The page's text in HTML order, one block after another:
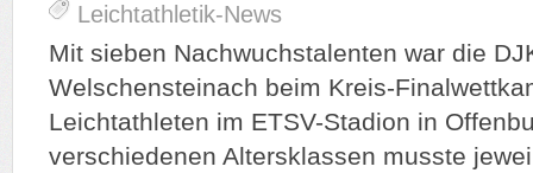
Leichtathletik-News
Mit sieben Nachwuchstalenten war die
Welschensteinach beim Kreis-
Leichtathleten im ETSV-Stadion in
verschiedenen Altersklassen musste